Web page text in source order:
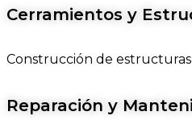
Cerramientos y
Construcción de estructuras
Reparación y